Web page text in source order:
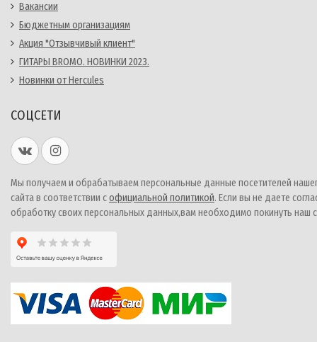
Вакансии
Бюджетным организациям
Акция "Отзывчивый клиент"
ГИТАРЫ BROMO. НОВИНКИ 2023.
Новинки от Hercules
СОЦСЕТИ
Мы получаем и обрабатываем персональные данные посетителей
сайта в соответствии софициальной политикой. Если вы не даете
обработку своих персональных данных,вам необходимо покинуть наш